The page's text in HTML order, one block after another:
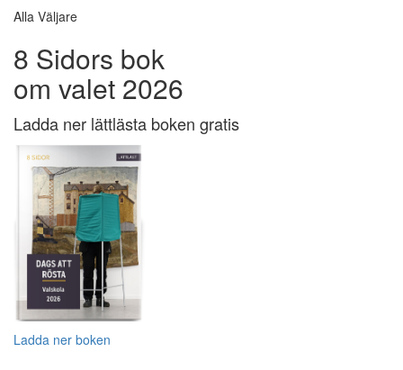
Alla Väljare
8 Sidors bok
om valet 2026
Ladda ner lättlästa boken gratis
Ladda ner boken